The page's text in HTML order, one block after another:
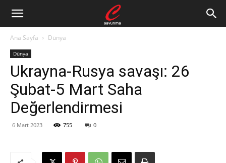
Ana Sayfa Dünya
Dünya
Ukrayna-Rusya savaşı: 26
Şubat-5 Mart Saha
Değerlendirmesi
6 Mart 2023 755 0